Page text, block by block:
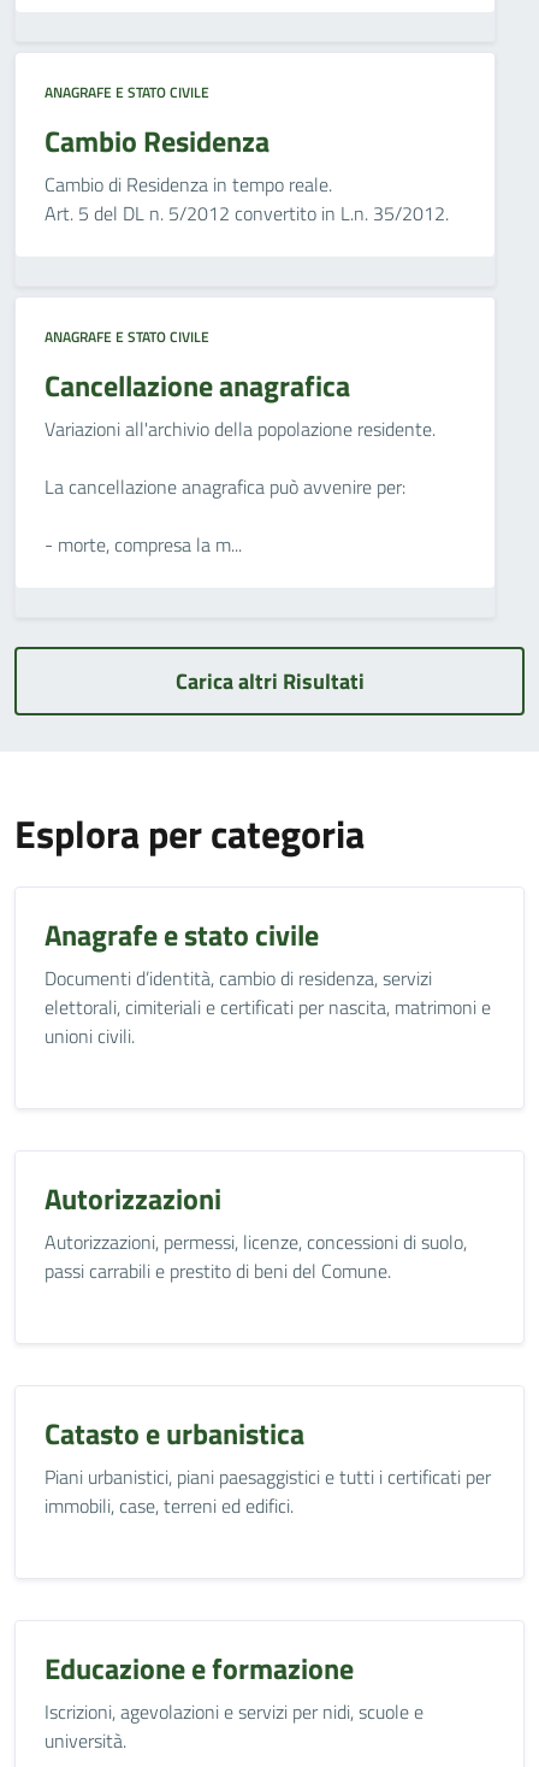
ANAGRAFE E STATO CIVILE
Cambio Residenza
Cambio di Residenza in tempo reale.
Art. 5 del DL n. 5/2012 convertito in L.n. 35/2012.
ANAGRAFE E STATO CIVILE
Cancellazione anagrafica
Variazioni all'archivio della popolazione residente.
La cancellazione anagrafica può avvenire per:
- morte, compresa la m...
Carica altri Risultati
Esplora per categoria
Anagrafe e stato civile
Documenti d’identità, cambio di residenza, servizi
elettorali, cimiteriali e certificati per nascita, matrimoni e
unioni civili.
Autorizzazioni
Autorizzazioni, permessi, licenze, concessioni di suolo,
passi carrabili e prestito di beni del Comune.
Catasto e urbanistica
Piani urbanistici, piani paesaggistici e tutti i certificati per
immobili, case, terreni ed edifici.
Educazione e formazione
Iscrizioni, agevolazioni e servizi per nidi, scuole e
università.